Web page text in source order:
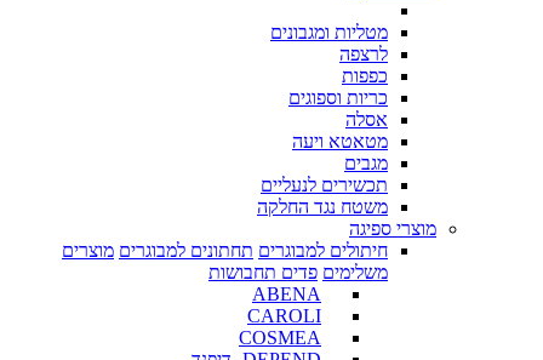
מטליות ומגבונים
לרצפה
כפפות
כריות וספוגים
אסלה
מטאטא ויעה
מגבים
תכשירים לנעליים
משטח נגד החלקה
מוצרי ספיגה
חיתולים למבוגרים תחתונים למבוגרים מוצרים
משלימים פדים תחבושות
ABENA
CAROLI
COSMEA